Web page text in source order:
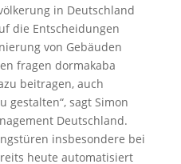
in Deutschland
die Entscheidungen
von Gebäuden
fragen dormakaba
beitragen, auch
gestalten“, sagt Simon
Deutschland.
insbesondere bei
heute automatisiert